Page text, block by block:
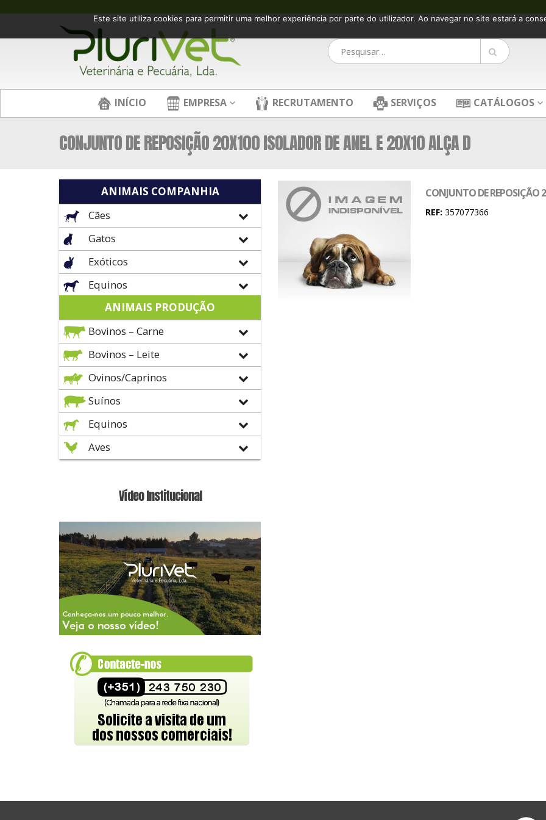
INÍCIO EMPRESA RECRUTAMENTO SERVIÇOS CATÁLOGOS
CONJUNTO DE REPOSIÇÃO 20X100 ISOLADOR DE ANEL E 20X10 ALÇA D
CONJUNTO DE REPOSIÇÃO
REF: 357077366
ANIMAIS COMPANHIA
Cães
Gatos
Exóticos
Equinos
ANIMAIS PRODUÇÃO
Bovinos – Carne
Bovinos – Leite
Ovinos/Caprinos
Suínos
Equinos
Aves
Vídeo Institucional
Este site utiliza cookies para permitir uma melhor experiência por parte do utilizador. Ao navegar no site estará a